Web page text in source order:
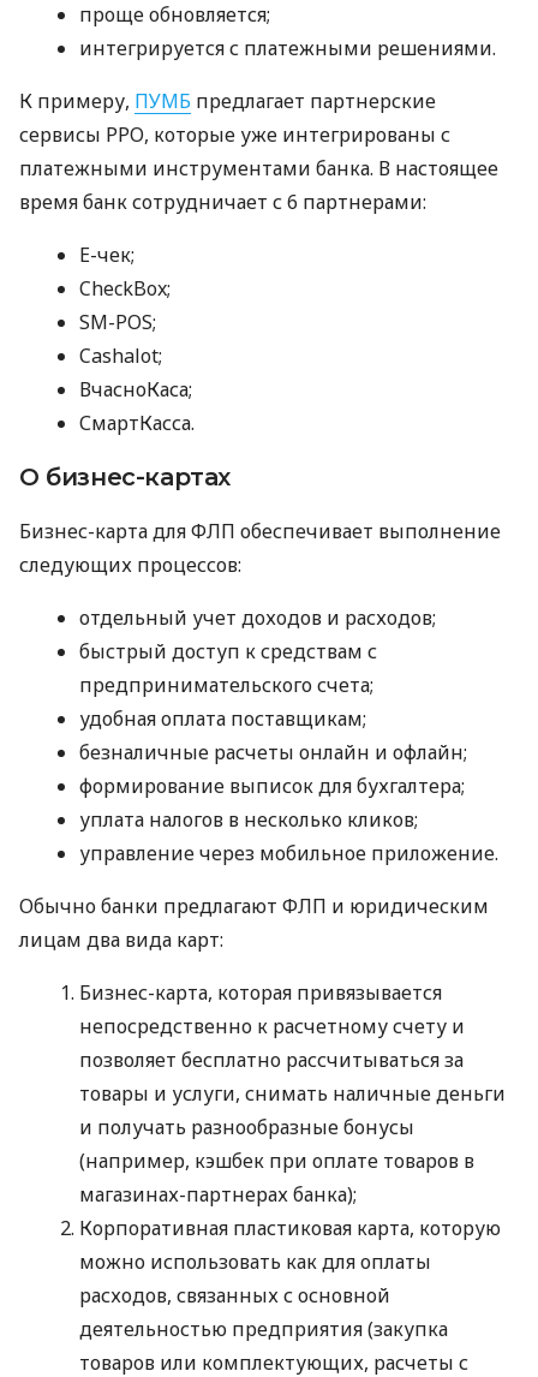
проще обновляется;
интегрируется с платежными решениями.
К примеру, ПУМБ предлагает партнерские
сервисы РРО, которые уже интегрированы с
платежными инструментами банка. В настоящее
время банк сотрудничает с 6 партнерами:
E-чек;
CheckBox;
SM-POS;
Cashalot;
ВчасноКаса;
СмартКасса.
О бизнес-картах
Бизнес-карта для ФЛП обеспечивает выполнение
следующих процессов:
отдельный учет доходов и расходов;
быстрый доступ к средствам с
предпринимательского счета;
удобная оплата поставщикам;
безналичные расчеты онлайн и офлайн;
формирование выписок для бухгалтера;
уплата налогов в несколько кликов;
управление через мобильное приложение.
Обычно банки предлагают ФЛП и юридическим
лицам два вида карт:
Бизнес-карта, которая привязывается
непосредственно к расчетному счету и
позволяет бесплатно рассчитываться за
товары и услуги, снимать наличные деньги
и получать разнообразные бонусы
(например, кэшбек при оплате товаров в
магазинах-партнерах банка);
Корпоративная пластиковая карта, которую
можно использовать как для оплаты
расходов, связанных с основной
деятельностью предприятия (закупка
товаров или комплектующих, расчеты с